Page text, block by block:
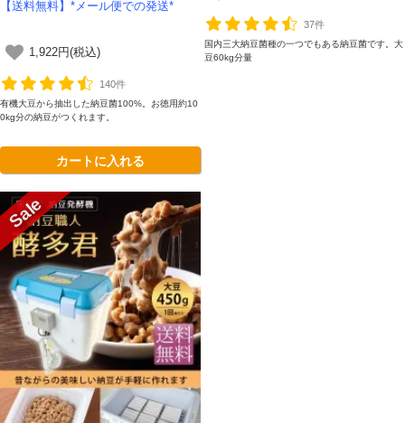
【送料無料】*メール便での発送*
1,922円(税込)
140件
有機大豆から抽出した納豆菌100%。お徳用約10
0kg分の納豆がつくれます。
カートに入れる
37件
国内三大納豆菌種の一つでもある納豆菌です。大
豆60kg分量